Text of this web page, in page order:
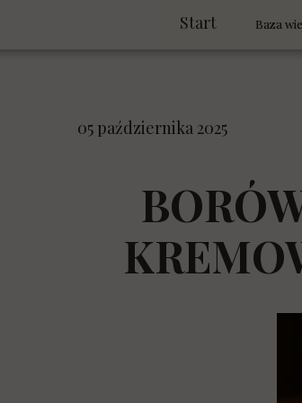
Start Baza
05 października 2025